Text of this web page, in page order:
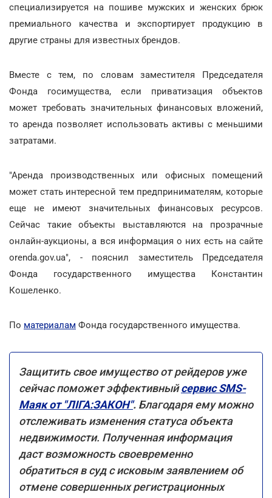
специализируется на пошиве мужских и женских брюк
премиального качества и экспортирует продукцию в
другие страны для известных брендов.
Вместе с тем, по словам заместителя Председателя
Фонда госимущества, если приватизация объектов
может требовать значительных финансовых вложений,
то аренда позволяет использовать активы с меньшими
затратами.
"Аренда производственных или офисных помещений
может стать интересной тем предпринимателям, которые
еще не имеют значительных финансовых ресурсов.
Сейчас такие объекты выставляются на прозрачные
онлайн-аукционы, а вся информация о них есть на сайте
orenda.gov.ua", - пояснил заместитель Председателя
Фонда государственного имущества Константин
Кошеленко.
По материалам Фонда государственного имущества.
Защитить свое имущество от рейдеров уже
сейчас поможет эффективныйсервис SMS-
Маяк от "ЛІГА:ЗАКОН". Благодаря ему можно
отслеживать изменения статуса объекта
недвижимости. Полученная информация
даст возможность своевременно
обратиться в суд с исковым заявлением об
отмене совершенных регистрационных